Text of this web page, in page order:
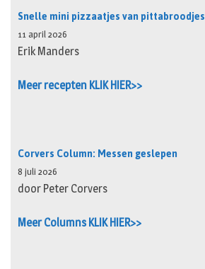
Snelle mini pizzaatjes van pittabroodjes
11 april 2026
Erik Manders
Meer recepten KLIK HIER>>
Corvers Column: Messen geslepen
8 juli 2026
door Peter Corvers
Meer Columns KLIK HIER>>